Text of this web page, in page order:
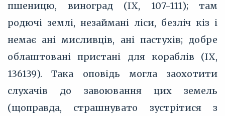
пшеницю, виноград (IX, 107-111); там
родючі землі, незаймані ліси, безліч кіз і
немає ані мисливців, ані пастухів; добре
облаштовані пристані для кораблів (IX,
136139). Така оповідь могла заохотити
слухачів до завоювання цих земель
(щоправда, страшнувато зустрітися з